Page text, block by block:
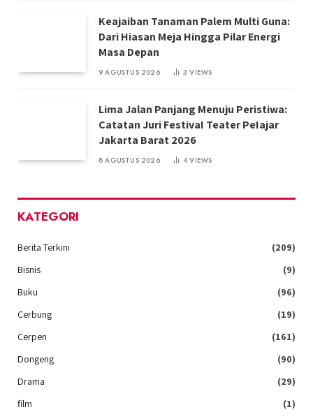
Keajaiban Tanaman Palem Multi Guna:
Dari Hiasan Meja Hingga Pilar Energi
Masa Depan
9 AGUSTUS 2026 3VIEWS
Lima Jalan Panjang Menuju Peristiwa:
Catatan Juri FestivaI Teater PeIajar
Jakarta Barat 2026
8 AGUSTUS 2026 4VIEWS
KATEGORI
Berita Terkini
(209)
Bisnis
(9)
Buku
(96)
Cerbung
(19)
Cerpen
(161)
Dongeng
(90)
Drama
(29)
film
(1)